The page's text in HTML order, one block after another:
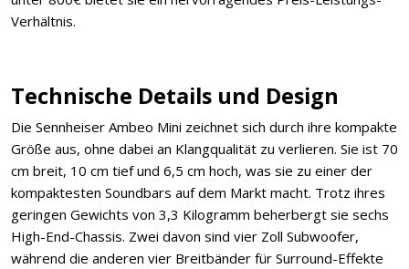
Verhältnis.
Technische Details und Design
Die Sennheiser Ambeo Mini zeichnet sich durch ihre kompakte
Größe aus, ohne dabei an Klangqualität zu verlieren. Sie ist 70
cm breit, 10 cm tief und 6,5 cm hoch, was sie zu einer der
kompaktesten Soundbars auf dem Markt macht. Trotz ihres
geringen Gewichts von 3,3 Kilogramm beherbergt sie sechs
High-End-Chassis. Zwei davon sind vier Zoll Subwoofer,
während die anderen vier Breitbänder für Surround-Effekte